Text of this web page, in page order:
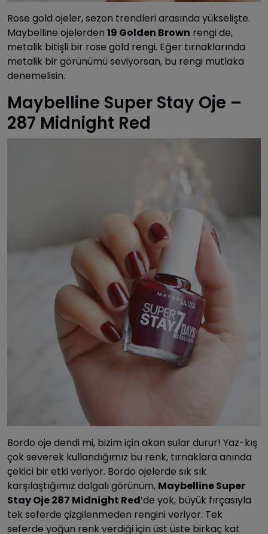
Rose gold ojeler, sezon trendleri arasında yükselişte.
Maybelline ojelerden 19 Golden Brown rengi de,
metalik bitişli bir rose gold rengi. Eğer tırnaklarında
metalik bir görünümü seviyorsan, bu rengi mutlaka
denemelisin.
Maybelline Super Stay Oje –
287 Midnight Red
Bordo oje dendi mi, bizim için akan sular durur! Yaz-kış
çok severek kullandığımız bu renk, tırnaklara anında
çekici bir etki veriyor. Bordo ojelerde sık sık
karşılaştığımız dalgalı görünüm, Maybelline Super
Stay Oje 287 Midnight Red’de yok, büyük fırçasıyla
tek seferde çizgilenmeden rengini veriyor. Tek
seferde yoğun renk verdiği için üst üste birkaç kat